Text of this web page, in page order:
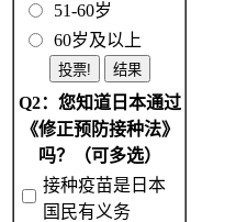
51-60岁
60岁及以上
Q2：您知道日本通过
《修正预防接种法》
吗？（可多选）
接种疫苗是日本
国民有义务